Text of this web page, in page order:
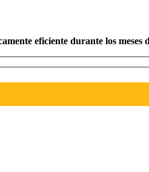
eficiente durante los